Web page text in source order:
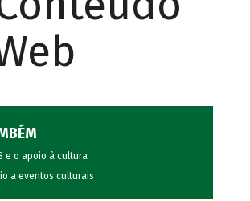
e o apoio à cultura
a eventos culturais